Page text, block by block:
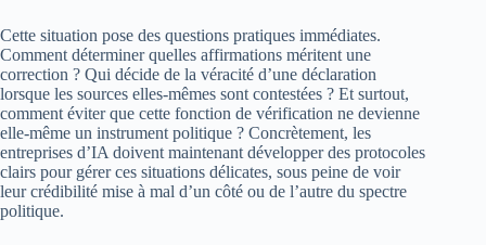
Cette situation pose des questions pratiques immédiates.
Comment déterminer quelles affirmations méritent une
correction ? Qui décide de la véracité d’une déclaration
lorsque les sources elles-mêmes sont contestées ? Et surtout,
comment éviter que cette fonction de vérification ne devienne
elle-même un instrument politique ? Concrètement, les
entreprises d’IA doivent maintenant développer des protocoles
clairs pour gérer ces situations délicates, sous peine de voir
leur crédibilité mise à mal d’un côté ou de l’autre du spectre
politique.